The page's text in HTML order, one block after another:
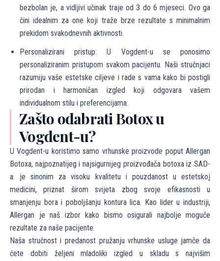
bezbolan je, a vidljivi učinak traje od 3 do 6 mjeseci. Ovo ga
čini idealnim za one koji traže brze rezultate s minimalnim
prekidom svakodnevnih aktivnosti.
Personalizirani pristup: U Vogdent-u se ponosimo
personaliziranim pristupom svakom pacijentu. Naši stručnjaci
razumiju vaše estetske ciljeve i rade s vama kako bi postigli
prirodan i harmoničan izgled koji odgovara vašem
individualnom stilu i preferencijama.
Zašto odabrati Botox u
Vogdent-u?
U Vogdent-u koristimo samo vrhunske proizvode poput Allergan
Botoxa, najpoznatijeg i najsigurnijeg proizvođača botoxa iz SAD-
a. je sinonim za visoku kvalitetu i pouzdanost u estetskoj
medicini, priznat širom svijeta zbog svoje efikasnosti u
smanjenju bora i poboljšanju kontura lica. Kao lider u industriji,
Allergan je naš izbor kako bismo osigurali najbolje moguće
rezultate za naše pacijente.
Naša stručnost i predanost pružanju vrhunske usluge jamče da
ćete dobiti željeni mladoliki izgled u skladu s najvišim